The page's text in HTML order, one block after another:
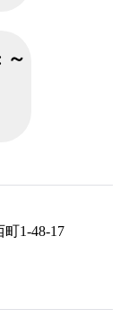
～
1-48-17